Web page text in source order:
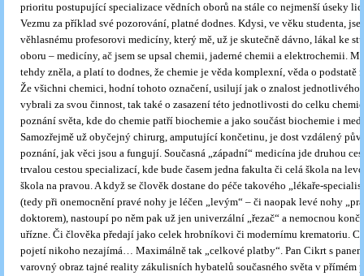
prioritu postupující specializace vědních oborů na stále co nejmenší úseky
Vezmu za příklad své pozorování, platné dodnes. Kdysi, ve věku studenta,
věhlasnému profesorovi medicíny, který mě, už je skutečně dávno, lákal ke
oboru – medicíny, ač jsem se upsal chemii, jaderné chemii a elektrochemii.
tehdy zněla, a platí to dodnes, že chemie je věda komplexní, věda o podstatě
Že všichni chemici, hodní tohoto označení, usilují jak o znalost jednotlivého
vybrali za svou činnost, tak také o zasazení této jednotlivosti do celku
poznání světa, kde do chemie patří biochemie a jako součást biochemie i
Samozřejmě už obyčejný chirurg, amputující končetinu, je dost vzdálený
poznání, jak věci jsou a fungují. Současná „západní“ medicína jde druhou
trvalou cestou specializací, kde bude časem jedna fakulta či celá škola na
škola na pravou. A když se člověk dostane do péče takového „lékaře-
(tedy při onemocnění pravé nohy je léčen „levým“ – či naopak levé nohy
doktorem), nastoupí po něm pak už jen univerzální „řezač“ a nemocnou
uřízne. Či člověka předají jako celek hrobníkovi či modernímu krematoriu.
pojetí nikoho nezajímá… Maximálně tak „celkové platby“. Pan Cikrt s
varovný obraz tajné reality zákulisních hybatelů současného světa v přímém